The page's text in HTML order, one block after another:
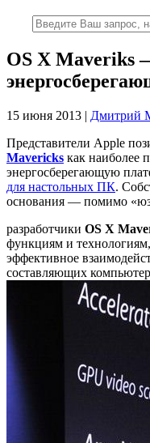
OS X Maveriks
15 июня 2013 | Дмитрий
Представители Apple
Mavericks как наиболее
энергосберегающую
для настольных ПК.
основания — помимо
разработчики OS X
функциям и
эффективное
составляющих